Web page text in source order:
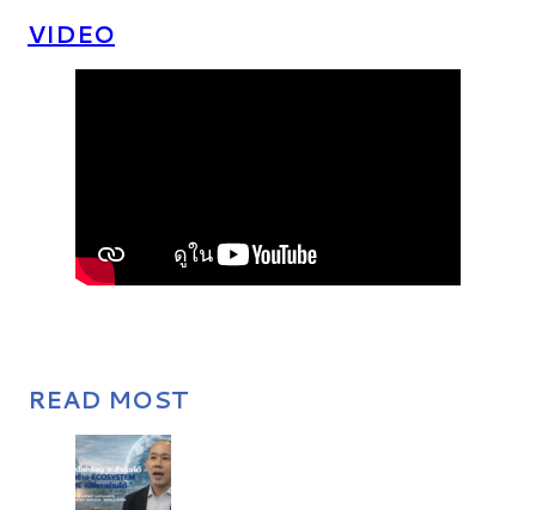
VIDEO
READ MOST